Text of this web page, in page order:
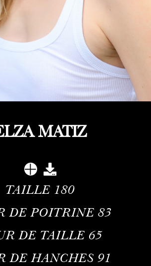
MATIZ
TAILLE 180
DE POITRINE 83
DE TAILLE 65
DE HANCHES 91